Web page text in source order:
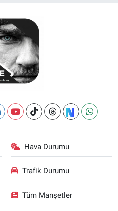
Hava Durumu
Trafik Durumu
Tüm Manşetler